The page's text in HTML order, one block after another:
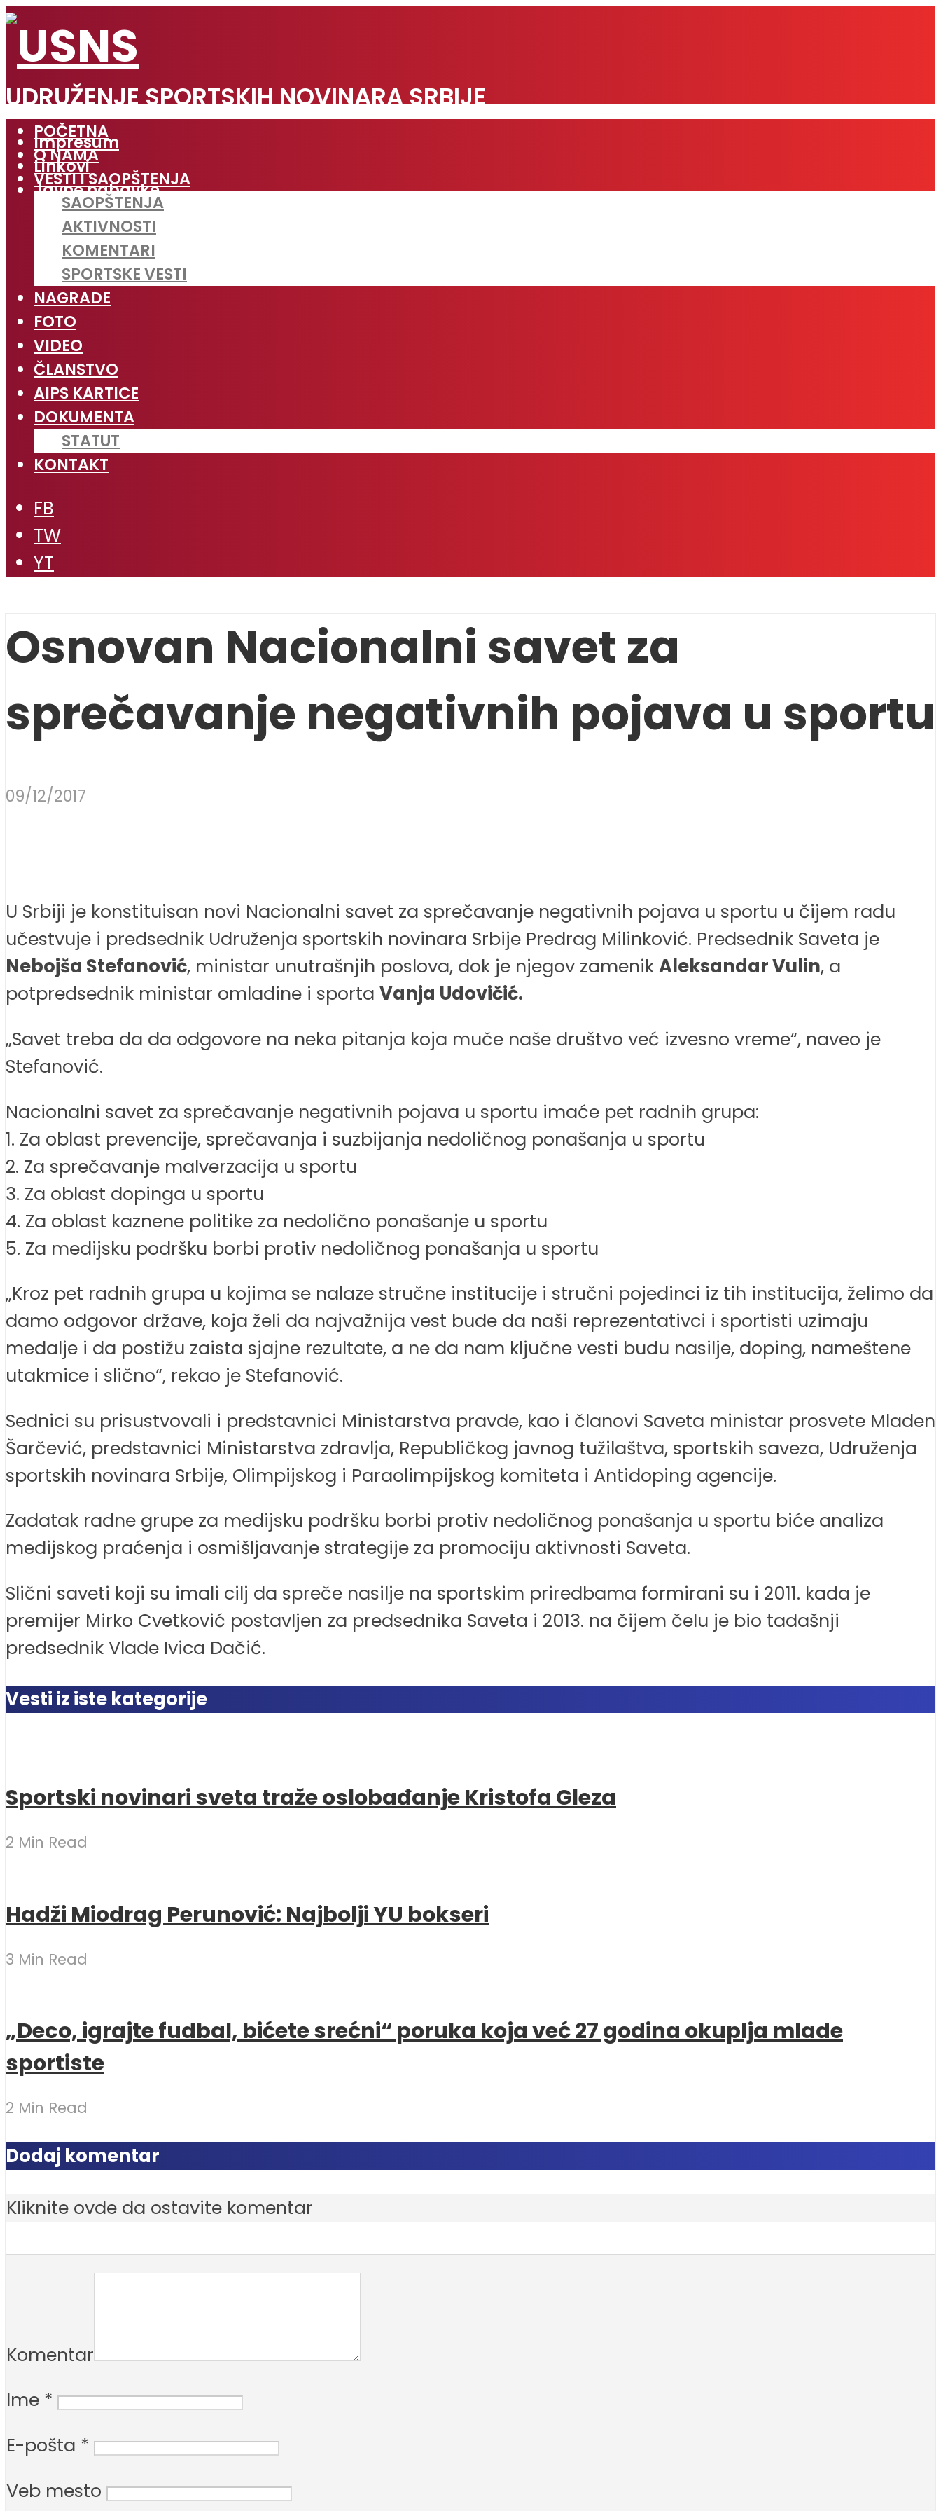
UDRUŽENJE SPORTSKIH NOVINARA SRBIJE
Impresum
Linkovi
Javne nabavke
POČETNA
O NAMA
VESTI I SAOPŠTENJA
SAOPŠTENJA
AKTIVNOSTI
KOMENTARI
SPORTSKE VESTI
NAGRADE
FOTO
VIDEO
ČLANSTVO
AIPS KARTICE
DOKUMENTA
STATUT
KONTAKT
FB
TW
YT
Osnovan Nacionalni savet za
sprečavanje negativnih pojava u sportu
09/12/2017
U Srbiji je konstituisan novi Nacionalni savet za sprečavanje negativnih pojava u sportu u čijem radu
učestvuje i predsednik Udruženja sportskih novinara Srbije Predrag Milinković. Predsednik Saveta je
Nebojša Stefanović, ministar unutrašnjih poslova, dok je njegov zamenikAleksandar Vulin, a
potpredsednik ministar omladine i sporta Vanja Udovičić.
„Savet treba da da odgovore na neka pitanja koja muče naše društvo već izvesno vreme“, naveo je
Stefanović.
Nacionalni savet za sprečavanje negativnih pojava u sportu imaće pet radnih grupa:
1. Za oblast prevencije, sprečavanja i suzbijanja nedoličnog ponašanja u sportu
2. Za sprečavanje malverzacija u sportu
3. Za oblast dopinga u sportu
4. Za oblast kaznene politike za nedolično ponašanje u sportu
5. Za medijsku podršku borbi protiv nedoličnog ponašanja u sportu
„Kroz pet radnih grupa u kojima se nalaze stručne institucije i stručni pojedinci iz tih institucija, želimo da
damo odgovor države, koja želi da najvažnija vest bude da naši reprezentativci i sportisti uzimaju
medalje i da postižu zaista sjajne rezultate, a ne da nam ključne vesti budu nasilje, doping, nameštene
utakmice i slično“, rekao je Stefanović.
Sednici su prisustvovali i predstavnici Ministarstva pravde, kao i članovi Saveta ministar prosvete Mladen
Šarčević, predstavnici Ministarstva zdravlja, Republičkog javnog tužilaštva, sportskih saveza, Udruženja
sportskih novinara Srbije, Olimpijskog i Paraolimpijskog komiteta i Antidoping agencije.
Zadatak radne grupe za medijsku podršku borbi protiv nedoličnog ponašanja u sportu biće analiza
medijskog praćenja i osmišljavanje strategije za promociju aktivnosti Saveta.
Slični saveti koji su imali cilj da spreče nasilje na sportskim priredbama formirani su i 2011. kada je
premijer Mirko Cvetković postavljen za predsednika Saveta i 2013. na čijem čelu je bio tadašnji
predsednik Vlade Ivica Dačić.
Vesti iz iste kategorije
Sportski novinari sveta traže oslobađanje Kristofa Gleza
2 Min Read
Hadži Miodrag Perunović: Najbolji YU bokseri
3 Min Read
„Deco, igrajte fudbal, bićete srećni“ poruka koja već 27 godina okuplja mlade
sportiste
2 Min Read
Dodaj komentar
Kliknite ovde da ostavite komentar
Komentar
Ime *
E-pošta *
Veb mesto